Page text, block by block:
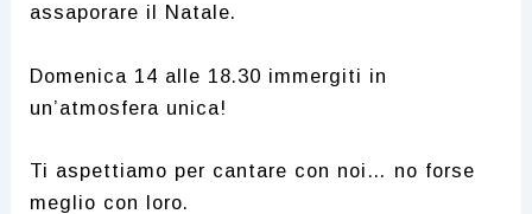
assaporare il Natale.
Domenica 14 alle 18.30 immergiti in
un’atmosfera unica!
Ti aspettiamo per cantare con noi… no forse
meglio con loro.